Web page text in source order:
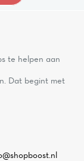
te helpen aan
Dat begint met